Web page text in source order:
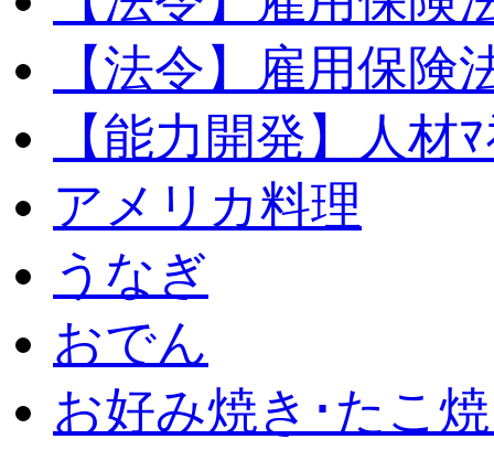
【法令】雇用保険
【能力開発】人材
アメリカ料理
うなぎ
おでん
お好み焼き･たこ